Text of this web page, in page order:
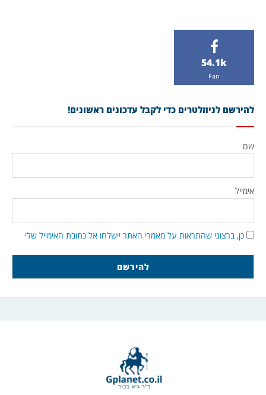
54.1k
Fan
להירשם לניוזלטרים כדי לקבל עדכונים ראשונים!
שם
אימייל
כן, ברצוני שהתראות על מאמרי האתר יישלחו אל כתובת האימייל שלי